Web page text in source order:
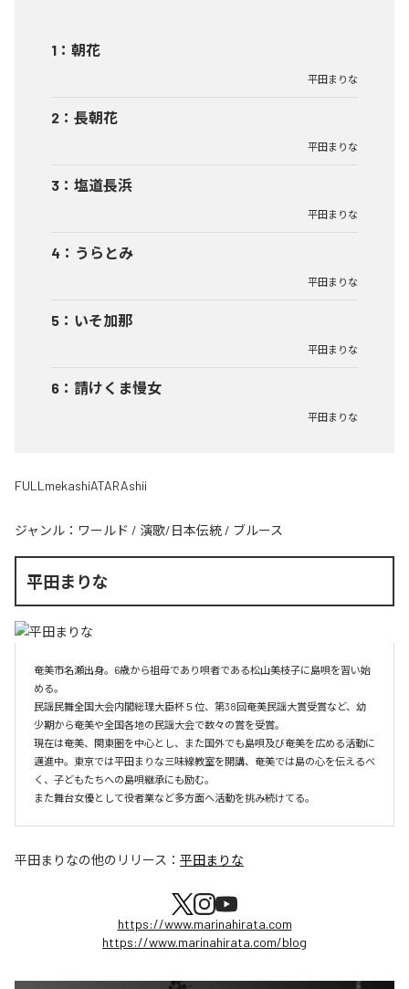
1 ： 朝花
平田まりな
2 ： 長朝花
平田まりな
3 ： 塩道長浜
平田まりな
4 ： うらとみ
平田まりな
5 ： いそ加那
平田まりな
6 ： 請けくま慢女
平田まりな
FULLmekashiATARAshii
ジャンル： ワールド / 演歌/日本伝統 / ブルース
平田まりな
奄美市名瀬出身。6歳から祖母であり唄者である松山美枝子に島唄を習い始
める。
民謡民舞全国大会内閣総理大臣杯５位、第38回奄美民謡大賞受賞など、幼
少期から奄美や全国各地の民謡大会で数々の賞を受賞。
現在は奄美、関東圏を中心とし、また国外でも島唄及び奄美を広める活動に
邁進中。東京では平田まりな三味線教室を開講、奄美では島の心を伝えるべ
く、子どもたちへの島唄継承にも励む。
また舞台女優として役者業など多方面へ活動を挑み続けてる。
平田まりなの他のリリース： 平田まりな
https://www.marinahirata.com
https://www.marinahirata.com/blog